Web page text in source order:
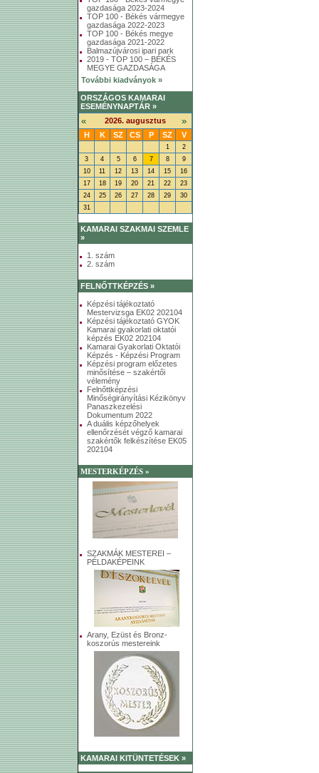
gazdasága 2023-2024
TOP 100 - Békés vármegye
gazdasága 2022-2023
TOP 100 - Békés megye
gazdasága 2021-2022
Balmazújvárosi ipari park
2019 - TOP 100 – BÉKÉS
MEGYE GAZDASÁGA
További kiadványok »
ORSZÁGOS KAMARAI
ESEMÉNYNAPTÁR »
« 2026. augusztus »
H K SZ CS P SZ V
1
2
3
4 5 6 7 8
9
10
11 12 13 14 15
16
17
18 19 20 21 22
23
24
25 26 27 28 29
30
31
KAMARAI SZAKMAI SZEMLE
»
1. szám
2. szám
FELNŐTTKÉPZÉS »
Képzési tájékoztató
Mestervizsga EK02 202104
Képzési tájékoztató GYOK
Kamarai gyakorlati oktatói
képzés EK02 202104
Kamarai Gyakorlati Oktatói
Képzés - Képzési Program
Képzési program előzetes
minősítése – szakértői
vélemény
Felnőttképzési
Minőségirányítási Kézikönyv
Panaszkezelési
Dokumentum 2022
A duális képzőhelyek
ellenőrzését végző kamarai
szakértők felkészítése EK05
202104
MESTERKÉPZÉS »
SZAKMÁK MESTEREI –
PÉLDAKÉPEINK
Arany, Ezüst és Bronz-
koszorús mestereink
KAMARAI KITÜNTETÉSEK »